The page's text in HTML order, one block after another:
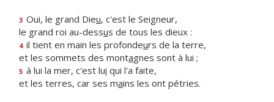
3 Oui, le grand Dieu, c'est le Seigneur,
le grand roi au-dessus de tous les dieux :
4 il tient en main les profondeurs de la terre,
et les sommets des montagnes sont à lui ;
5 à lui la mer, c'est lui qui l'a faite,
et les terres, car ses mains les ont pétries.